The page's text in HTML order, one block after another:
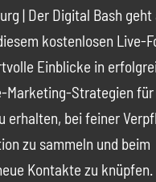
| Der Digital Bash
kostenlosen Live-
Einblicke in
Marketing-Strategien für
erhalten, bei feiner
zu sammeln und beim
Kontakte zu knüpfen.